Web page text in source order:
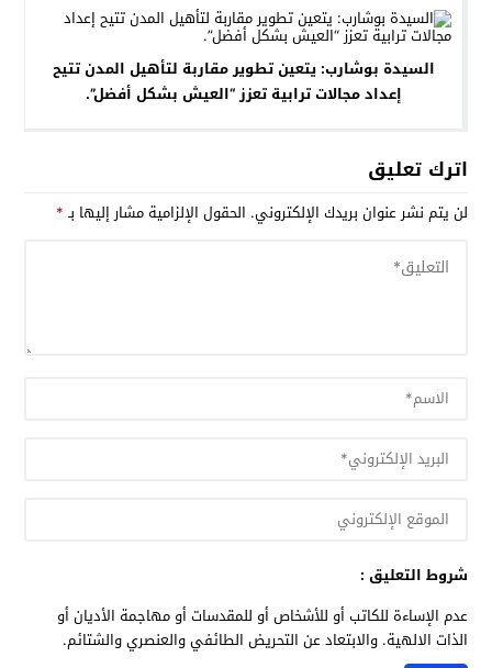
السيدة بوشارب: يتعين تطوير مقاربة لتأهيل المدن تتيح
إعداد مجالات ترابية تعزز “العيش بشكل أفضل”.
اترك تعليق
لن يتم نشر عنوان بريدك الإلكتروني. الحقول الإلزامية مشار إليها بـ*
شروط التعليق :
عدم الإساءة للكاتب أو للأشخاص أو للمقدسات أو مهاجمة الأديان أو
الذات الالهية. والابتعاد عن التحريض الطائفي والعنصري والشتائم.